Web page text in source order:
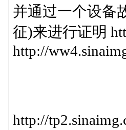
并通过一个设备
征)来进行证明
http://
http://